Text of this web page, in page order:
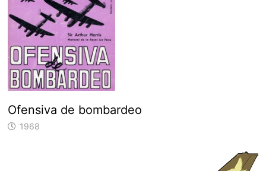
Ofensiva de bombardeo
1968